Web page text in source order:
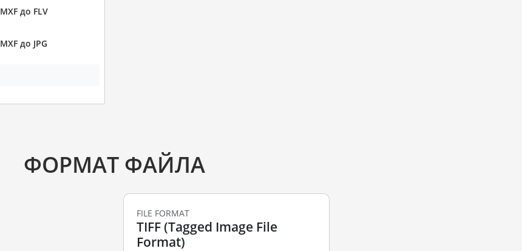
MXF до FLV
MXF до JPG
ФОРМАТ ФАЙЛА
FILE FORMAT
TIFF (Tagged Image File
Format)